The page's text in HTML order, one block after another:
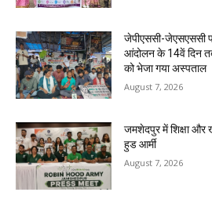
जेपीएससी-जेएसएससी
आंदोलन के 14वें दिन
को भेजा गया अस्पताल
August 7, 2026
जमशेदपुर में शिक्षा और
हुड आर्मी
August 7, 2026